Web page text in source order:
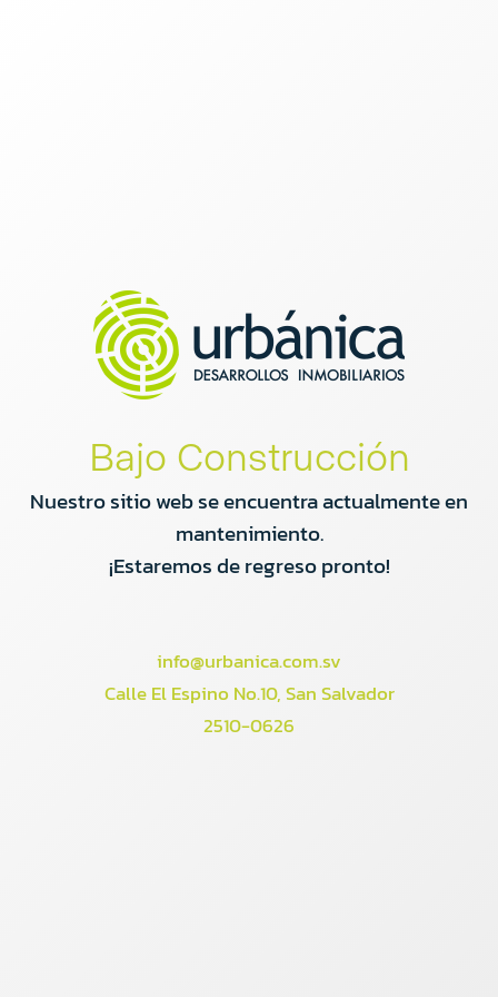
Bajo Construcción
Nuestro sitio web se encuentra actualmente en
mantenimiento.
¡Estaremos de regreso pronto!
info@urbanica.com.sv
Calle El Espino No.10, San Salvador
2510-0626